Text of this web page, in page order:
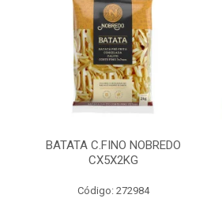
BATATA C.FINO NOBREDO
CX5X2KG
Código: 272984